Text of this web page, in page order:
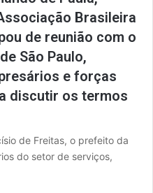
Brasileira
de reunião com o
São Paulo,
e forças
discutir os termos
de Freitas, o prefeito da
do setor de serviços,